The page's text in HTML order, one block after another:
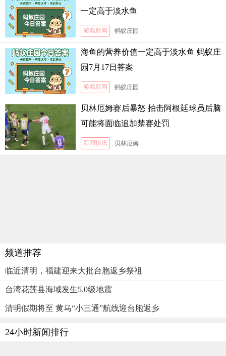
一定高于淡水鱼
游戏新闻 蚂蚁庄园
海鱼的营养价值一定高于淡水鱼 蚂蚁庄
园7月17日答案
游戏新闻 蚂蚁庄园
贝林厄姆赛后暴怒 拍击阿根廷球员后脑
可能将面临追加禁赛处罚
新闻快讯 贝林厄姆
频道推荐
临近清明，福建迎来大批台胞返乡祭祖
台湾花莲县海域发生5.0级地震
清明假期将至 黄马“小三通”航线迎台胞返乡
24小时新闻排行